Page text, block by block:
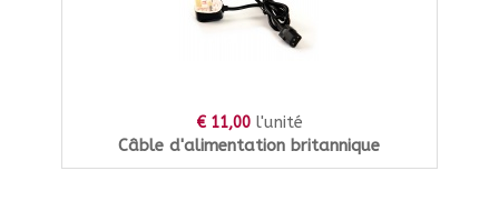
€ 11,00 l'unité
Câble d'alimentation britannique